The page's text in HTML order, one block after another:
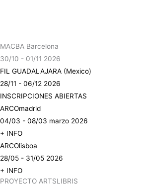
MACBA Barcelona
30/10 - 01/11 2026
FIL GUADALAJARA (Mexico)
28/11 - 06/12 2026
INSCRIPCIONES ABIERTAS
ARCOmadrid
04/03 - 08/03 marzo 2026
+ INFO
ARCOlisboa
28/05 - 31/05 2026
+ INFO
PROYECTO ARTSLIBRIS